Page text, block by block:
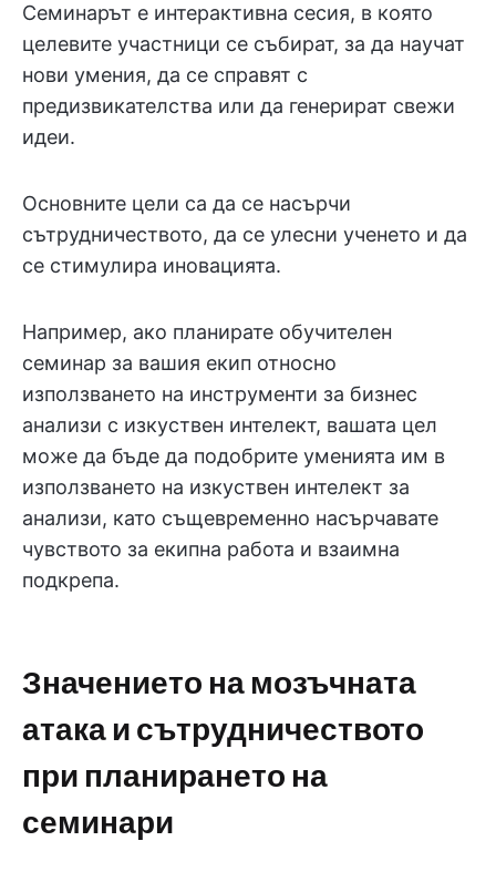
Семинарът е интерактивна сесия, в която
целевите участници се събират, за да научат
нови умения, да се справят с
предизвикателства или да генерират свежи
идеи.
Основните цели са да се насърчи
сътрудничеството, да се улесни ученето и да
се стимулира иновацията.
Например, ако планирате обучителен
семинар за вашия екип относно
използването на инструменти за бизнес
анализи с изкуствен интелект, вашата цел
може да бъде да подобрите уменията им в
използването на изкуствен интелект за
анализи, като същевременно насърчавате
чувството за екипна работа и взаимна
подкрепа.
Значението на мозъчната
атака и сътрудничеството
при планирането на
семинари